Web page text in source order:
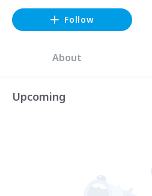
Follow
About
Upcoming